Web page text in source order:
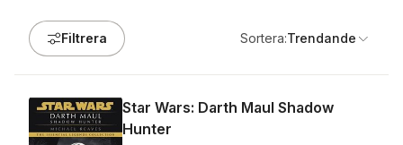
Filtrera Sortera:Trendande
Star Wars: Darth Maul Shadow
Hunter